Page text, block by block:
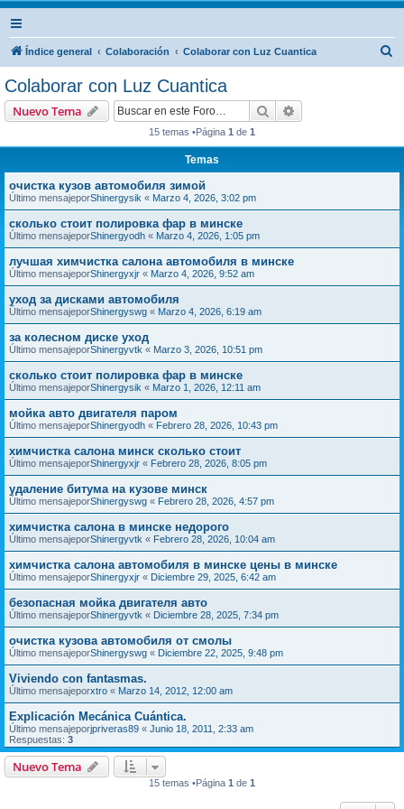
Índice general Colaboración Colaborar con Luz Cuantica
Colaborar con Luz Cuantica
Nuevo Tema Buscar
15 temas •Página 1 de 1
Temas
очистка кузов автомобиля зимой
Último mensajeporShinergysik « Marzo 4, 2026, 3:02 pm
сколько стоит полировка фар в минске
Último mensajeporShinergyodh « Marzo 4, 2026, 1:05 pm
лучшая химчистка салона автомобиля в минске
Último mensajeporShinergyxjr « Marzo 4, 2026, 9:52 am
уход за дисками автомобиля
Último mensajeporShinergyswg « Marzo 4, 2026, 6:19 am
за колесном диске уход
Último mensajeporShinergyvtk « Marzo 3, 2026, 10:51 pm
сколько стоит полировка фар в минске
Último mensajeporShinergysik « Marzo 1, 2026, 12:11 am
мойка авто двигателя паром
Último mensajeporShinergyodh « Febrero 28, 2026, 10:43 pm
химчистка салона минск сколько стоит
Último mensajeporShinergyxjr « Febrero 28, 2026, 8:05 pm
удаление битума на кузове минск
Último mensajeporShinergyswg « Febrero 28, 2026, 4:57 pm
химчистка салона в минске недорого
Último mensajeporShinergyvtk « Febrero 28, 2026, 10:04 am
химчистка салона автомобиля в минске цены в минске
Último mensajeporShinergyxjr « Diciembre 29, 2025, 6:42 am
безопасная мойка двигателя авто
Último mensajeporShinergyvtk « Diciembre 28, 2025, 7:34 pm
очистка кузова автомобиля от смолы
Último mensajeporShinergyswg « Diciembre 22, 2025, 9:48 pm
Viviendo con fantasmas.
Último mensajeporxtro « Marzo 14, 2012, 12:00 am
Explicación Mecánica Cuántica.
Último mensajeporjpriveras89 « Junio 18, 2011, 2:33 am
Respuestas: 3
Nuevo Tema
15 temas •Página 1 de 1